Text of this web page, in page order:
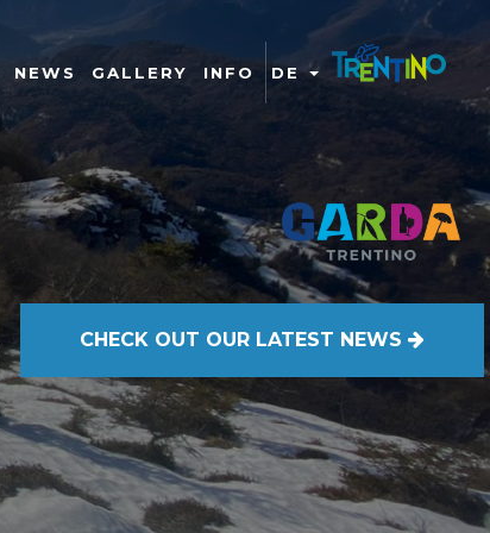
CHECK OUT OUR LATEST NEWS
NEWS GALLERY INFO DE